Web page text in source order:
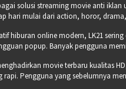
solusi streaming movie anti
hari mulai dari action, horor,
hiburan online modern, LK21
popup. Banyak pengguna
movie terbaru kualitas
rapi. Pengguna yang sebelumnya